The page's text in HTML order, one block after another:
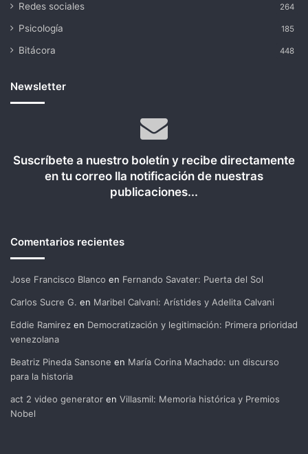
Redes sociales 264
Psicología 185
Bitácora 448
Newsletter
Suscríbete a nuestro boletín y recibe directamente
en tu correo lla notificación de nuestras
publicaciones...
Comentarios recientes
Jose Francisco Blanco en Fernando Savater: Puerta del Sol
Carlos Sucre G. en Maribel Calvani: Arístides y Adelita Calvani
Eddie Ramirez en Democratización y legitimación: Primera prioridad
venezolana
Beatriz Pineda Sansone en María Corina Machado: un discurso
para la historia
act 2 video generator en Villasmil: Memoria histórica y Premios
Nobel